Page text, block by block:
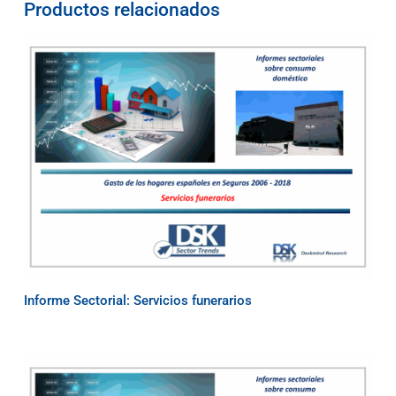
Productos relacionados
Informe Sectorial: Servicios funerarios